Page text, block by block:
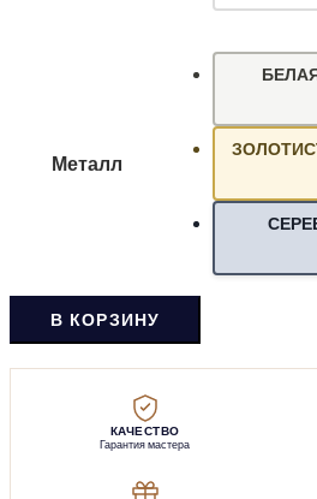
Металл
В КОРЗИНУ
КАЧЕСТВО
Гарантия мастера